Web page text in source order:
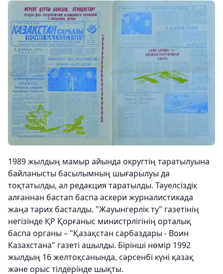
1989 жылдың мамыр айында округтің таратылуына
байланысты басылымның шығарылуы да
тоқтатылды, ал редакция таратылды. Тәуелсіздік
алғаннан бастап баспа әскери журналистикада
жаңа тарих басталды. "Жауынгерлік ту" газетінің
негізінде ҚР Қорғаныс министрлігінің орталық
баспа органы – "Қазақстан сарбаздары - Воин
Казахстана" газеті ашылды. Бірінші нөмір 1992
жылдың 16 желтоқсанында, сәрсенбі күні қазақ
және орыс тілдерінде шықты.